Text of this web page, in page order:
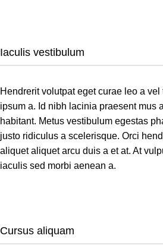
Iaculis vestibulum
Hendrerit volutpat eget curae leo a
ipsum a. Id nibh lacinia praesent mus
habitant. Metus vestibulum egestas
justo ridiculus a scelerisque. Orci
aliquet aliquet arcu duis a et at. At
iaculis sed morbi aenean a.
Cursus aliquam